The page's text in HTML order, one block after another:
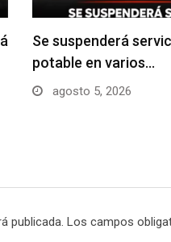
Se suspenderá
potable en varios…
agosto 5, 2026
publicada. Los campos